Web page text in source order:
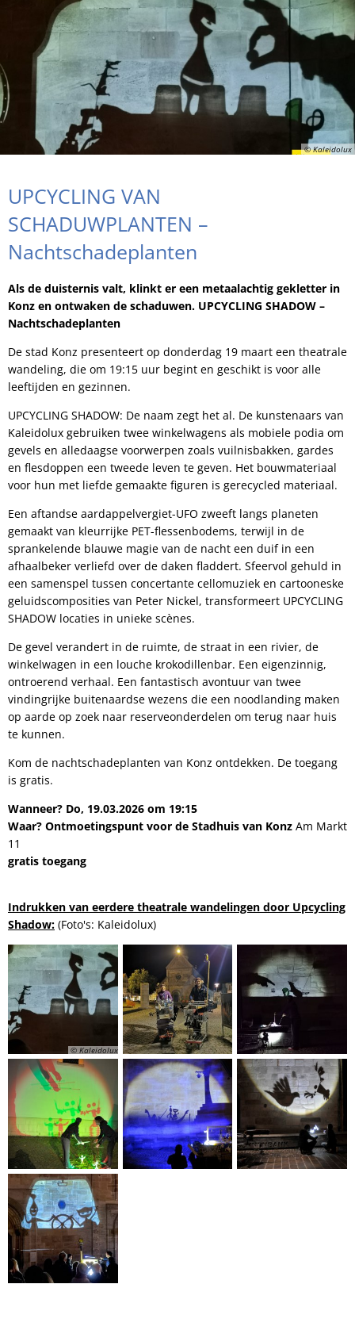
© Kaleidolux
UPCYCLING VAN
SCHADUWPLANTEN –
Nachtschadeplanten
Als de duisternis valt, klinkt er een metaalachtig gekletter in
Konz en ontwaken de schaduwen. UPCYCLING SHADOW –
Nachtschadeplanten
De stad Konz presenteert op donderdag 19 maart een theatrale
wandeling, die om 19:15 uur begint en geschikt is voor alle
leeftijden en gezinnen.
UPCYCLING SHADOW: De naam zegt het al. De kunstenaars van
Kaleidolux gebruiken twee winkelwagens als mobiele podia om
gevels en alledaagse voorwerpen zoals vuilnisbakken, gardes
en flesdoppen een tweede leven te geven. Het bouwmateriaal
voor hun met liefde gemaakte figuren is gerecycled materiaal.
Een aftandse aardappelvergiet-UFO zweeft langs planeten
gemaakt van kleurrijke PET-flessenbodems, terwijl in de
sprankelende blauwe magie van de nacht een duif in een
afhaalbeker verliefd over de daken fladdert. Sfeervol gehuld in
een samenspel tussen concertante cellomuziek en cartooneske
geluidscomposities van Peter Nickel, transformeert UPCYCLING
SHADOW locaties in unieke scènes.
De gevel verandert in de ruimte, de straat in een rivier, de
winkelwagen in een louche krokodillenbar. Een eigenzinnig,
ontroerend verhaal. Een fantastisch avontuur van twee
vindingrijke buitenaardse wezens die een noodlanding maken
op aarde op zoek naar reserveonderdelen om terug naar huis
te kunnen.
Kom de nachtschadeplanten van Konz ontdekken. De toegang
is gratis.
Wanneer? Do, 19.03.2026 om 19:15
Waar? Ontmoetingspunt voor de Stadhuis van Konz Am Markt
11
gratis toegang
Indrukken van eerdere theatrale wandelingen door Upcycling
Shadow: (Foto's: Kaleidolux)
© Kaleidolux